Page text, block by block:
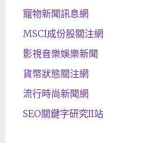
寵物新聞訊息網
MSCI成份股關注網
影視音樂娛樂新聞
貨幣狀態關注網
流行時尚新聞網
SEO關鍵字研究II站